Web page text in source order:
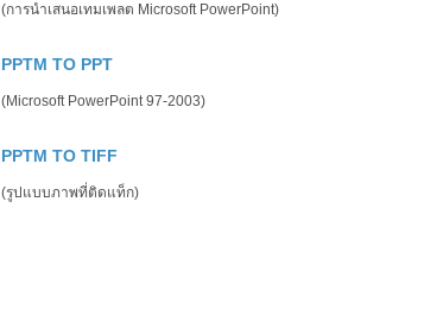
(การนำเสนอเทมเพลต Microsoft PowerPoint)
PPTM TO PPT
(Microsoft PowerPoint 97-2003)
PPTM TO TIFF
(รูปแบบภาพที่ติดแท็ก)